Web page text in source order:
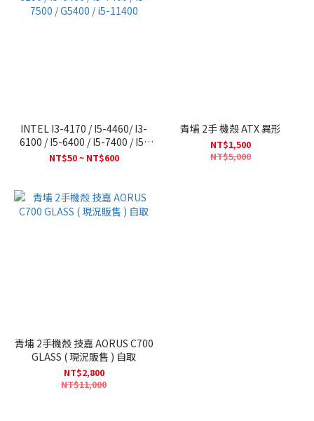
INTEL I3-4170 / I5-4460/ I3-
6100 / I5-6400 / I5-7400 / I5-
7500 / G5400 / i5-11400
NT$50 ~ NT$600
青埔 2手 機殼 ATX 異形
NT$1,500
NT$5,000
青埔 2手機殼 技嘉 AORUS C700
GLASS ( 現況販售 ) 自取
NT$2,800
NT$11,000